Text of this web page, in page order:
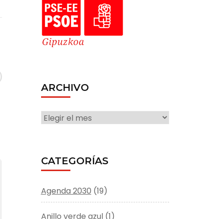
ARCHIVO
ARCHIVO
CATEGORÍAS
Agenda 2030 (19)
Anillo verde azul(1)